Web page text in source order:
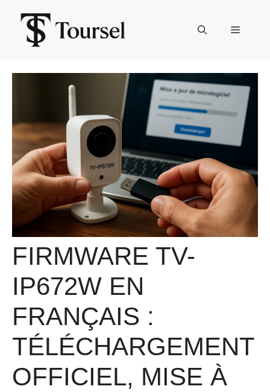
contenu
Menu
FIRMWARE TV-
IP672W EN
FRANÇAIS :
TÉLÉCHARGEMENT
OFFICIEL, MISE À